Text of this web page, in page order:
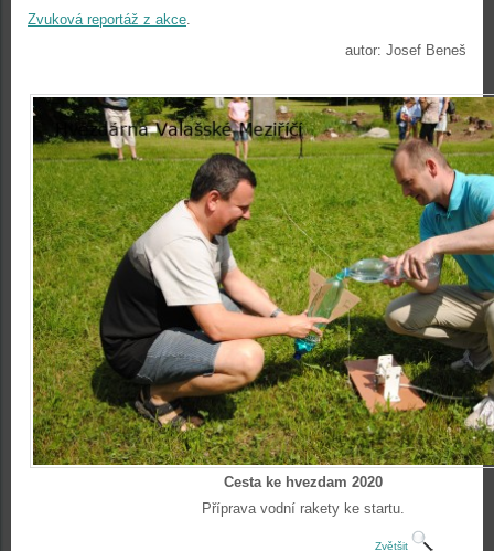
Zvuková reportáž z akce.
autor: Josef Beneš
Cesta ke hvezdam 2020
Příprava vodní rakety ke startu.
Zvětšit